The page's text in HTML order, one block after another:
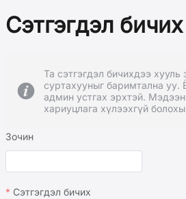
Сэтгэгдэл бичих
Та сэтгэгдэл бичихдээ хууль
суртахууныг баримтална уу.
админ устгах эрхтэй.
хариуцлага хүлээхгүй
Зочин
Сэтгэгдэл бичих